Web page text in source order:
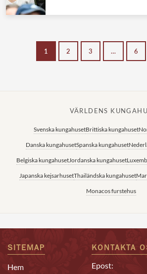
1 2 3 … 6
VÄRLDENS
Svenska kungahusetBrittiska kungahuset
Danska kungahusetSpanska kungahuset
Belgiska kungahusetJordanska kungahuset
Japanska kejsarhusetThailändska kungahuset
Monacos furstehus
SITEMAP
Hem
KONTAKTA
Epost: